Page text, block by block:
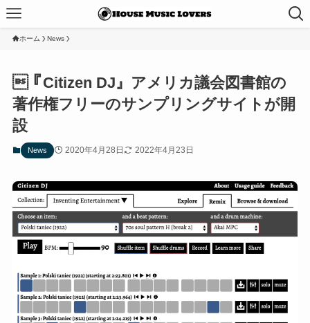
ホーム News
『Citizen DJ』アメリカ議会図書館の
著作権フリーのサンプリングサイトが開
設
News 2020年4月28日 2022年4月23日